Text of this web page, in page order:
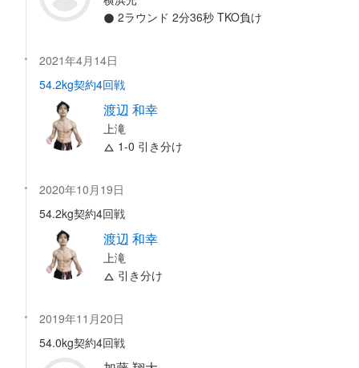
2ラウンド 2分36秒 TKO負け
2021年4月14日
54.2kg契約4回戦
渡辺 和幸
上滝
1-0 引き分け
2020年10月19日
54.2kg契約4回戦
渡辺 和幸
上滝
引き分け
2019年11月20日
54.0kg契約4回戦